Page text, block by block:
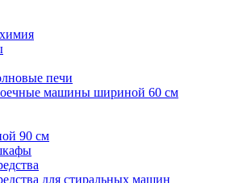
печи
машины шириной 60 см
90 см
для стиральных машин